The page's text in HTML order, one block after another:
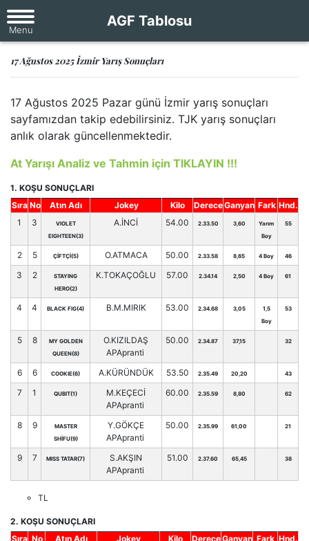
AGF Tablosu
17 Ağustos 2025 İzmir Yarış Sonuçları
17 Ağustos 2025 Pazar günü İzmir yarış sonuçları
sayfamızdan takip edebilirsiniz. TJK yarış sonuçları
anlık olarak güncellenmektedir.
At Yarışı Analiz ve Tahmin için TIKLAYIN !!!
1. KOŞU SONUÇLARI
Sıra No Atın Adı Jokey Kilo DereceGanyan Fark Hnd.
1
3
VIOLET
EIGHTEEN(3)
A.İNCİ 54.00 2.33.50 3,60
Yarım
Boy
55
2 5 ÇİFTÇİ(5) O.ATMACA 50.00 2.33.58 8,65 4 Boy 46
3 2
STAYING
HERO(2)
K.TOKAÇOĞLU 57.00 2.34.14 2,50 4 Boy 61
4 4 BLACK FIG(4) B.M.MIRIK 53.00 2.34.68 3,05
1,5
Boy
53
5 8
MY GOLDEN
QUEEN(8)
O.KIZILDAŞ
APApranti
50.00 2.34.87 37,15 32
6 6 COOKIE(6) A.KÜRÜNDÜK 53.50 2.35.49 20,20 43
7 1 QUBIT(1)
M.KEÇECİ
APApranti
60.00 2.35.59 8,80 62
8 9
MASTER
SHİFU(9)
Y.GÖKÇE
APApranti
50.00 2.35.99 61,00 21
9 7 MISS TATAR(7)
S.AKŞIN
APApranti
51.00 2.37.60 65,45 38
TL
2. KOŞU SONUÇLARI
Sıra No Atın Adı Jokey Kilo DereceGanyan Fark Hnd.